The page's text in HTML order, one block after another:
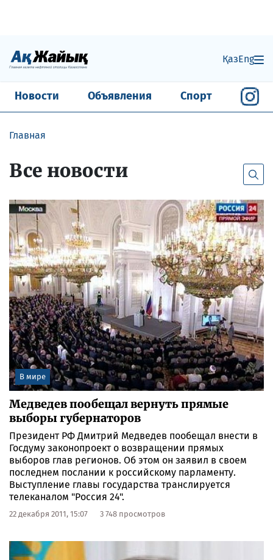
ҚазEng
Новости Объявления Спорт
Главная
Все новости
В мире
Медведев пообещал вернуть прямые
выборы губернаторов
Президент РФ Дмитрий Медведев пообещал внести в
Госдуму законопроект о возвращении прямых
выборов глав регионов. Об этом он заявил в своем
последнем послании к российскому парламенту.
Выступление главы государства транслируется
телеканалом "Россия 24".
22 декабря 2011, 15:07 3 748 просмотров